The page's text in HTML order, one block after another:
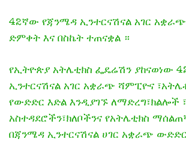
42ኛው የጃንሜዳ ኢንተርናሽናል አገር
ድምቀት እና በስኬት ተጠናቋል ።
የኢትዮጵያ አትሌቲክስ ፌዴሬሽን ያከናወነው
ኢንተርናሽናል አገር አቋራጭ ሻምፒዮና
የውድድር እድል እንዲያገኙ ለማድረግ፣ክልሎች
አስተዳደሮችን፣ክለቦችንና የአትሌቲክስ
በጃንሜዳ ኢንተርናሽናል ሀገር አቋራጭ